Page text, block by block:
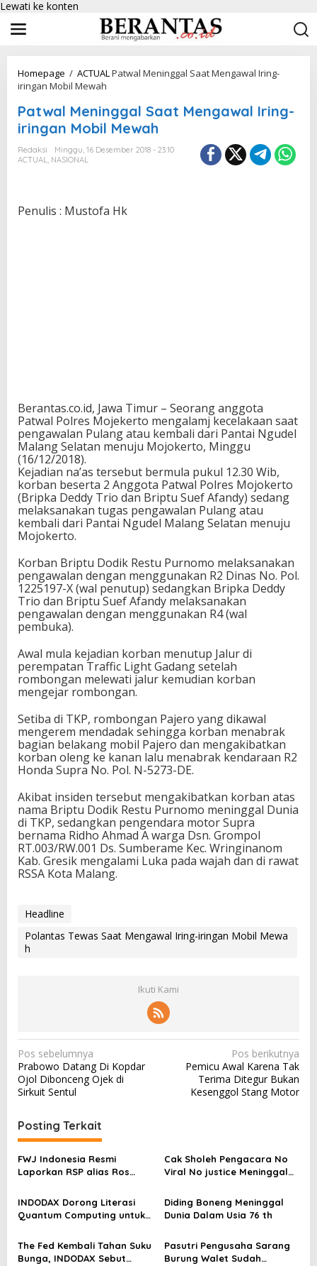
Lewati ke konten
Homepage / ACTUALPatwal Meninggal Saat Mengawal Iring-
iringan Mobil Mewah
Patwal Meninggal Saat Mengawal Iring-
iringan Mobil Mewah
Redaksi
Minggu, 16 Desember 2018 - 23:10
ACTUAL, NASIONAL
Penulis : Mustofa Hk
Berantas.co.id, Jawa Timur – Seorang anggota
Patwal Polres Mojekerto mengalamj kecelakaan saat
pengawalan Pulang atau kembali dari Pantai Ngudel
Malang Selatan menuju Mojokerto, Minggu
(16/12/2018).
Kejadian na’as tersebut bermula pukul 12.30 Wib,
korban beserta 2 Anggota Patwal Polres Mojokerto
(Bripka Deddy Trio dan Briptu Suef Afandy) sedang
melaksanakan tugas pengawalan Pulang atau
kembali dari Pantai Ngudel Malang Selatan menuju
Mojokerto.
Korban Briptu Dodik Restu Purnomo melaksanakan
pengawalan dengan menggunakan R2 Dinas No. Pol.
1225197-X (wal penutup) sedangkan Bripka Deddy
Trio dan Briptu Suef Afandy melaksanakan
pengawalan dengan menggunakan R4 (wal
pembuka).
Awal mula kejadian korban menutup Jalur di
perempatan Traffic Light Gadang setelah
rombongan melewati jalur kemudian korban
mengejar rombongan.
Setiba di TKP, rombongan Pajero yang dikawal
mengerem mendadak sehingga korban menabrak
bagian belakang mobil Pajero dan mengakibatkan
korban oleng ke kanan lalu menabrak kendaraan R2
Honda Supra No. Pol. N-5273-DE.
Akibat insiden tersebut mengakibatkan korban atas
nama Briptu Dodik Restu Purnomo meninggal Dunia
di TKP, sedangkan pengendara motor Supra
bernama Ridho Ahmad A warga Dsn. Grompol
RT.003/RW.001 Ds. Sumberame Kec. Wringinanom
Kab. Gresik mengalami Luka pada wajah dan di rawat
RSSA Kota Malang.
Headline
Polantas Tewas Saat Mengawal Iring-iringan Mobil Mewa
h
Ikuti Kami
N
a
v
g
a
s
p
s
Pos sebelumnya
Prabowo Datang Di Kopdar
Ojol Dibonceng Ojek di
Sirkuit Sentul
Pos berikutnya
Pemicu Awal Karena Tak
Terima Ditegur Bukan
Kesenggol Stang Motor
Posting Terkait
FWJ Indonesia Resmi
Laporkan RSP alias Ros
Cak Sholeh Pengacara No
Viral No justice Meninggal
INDODAX Dorong Literasi
Quantum Computing untuk
Blockchain
Diding Boneng Meninggal
Dunia Dalam Usia 76 th
The Fed Kembali Tahan Suku
Bunga, INDODAX Sebut
Pasutri Pengusaha Sarang
Burung Walet Sudah